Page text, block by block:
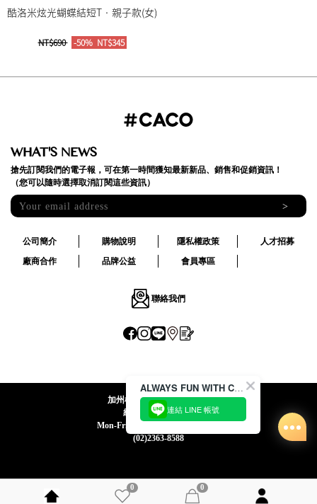
酷洛米炫光蝴蝶結短T‧親子款(女)
NT$690 -50% NT$345
0 0
WHAT'S NEWS
搶先訂閱我們的電子報，可在第一時間獲知最新新品、銷售和促銷資訊！
（您可以隨時選擇取消訂閱這些資訊）
>
公司簡介 購物說明 隱私權政策
人才招募
廠商合作
品牌公益 會員專區
聯絡我們
加州椰子國際股份有限公司
統一編號:24492069
Mon-Fri 09:00-12:30 / 13:30-18:00
(02)2363-8588
ALWAYS FUN WITH CACO !
連結 LINE 帳號